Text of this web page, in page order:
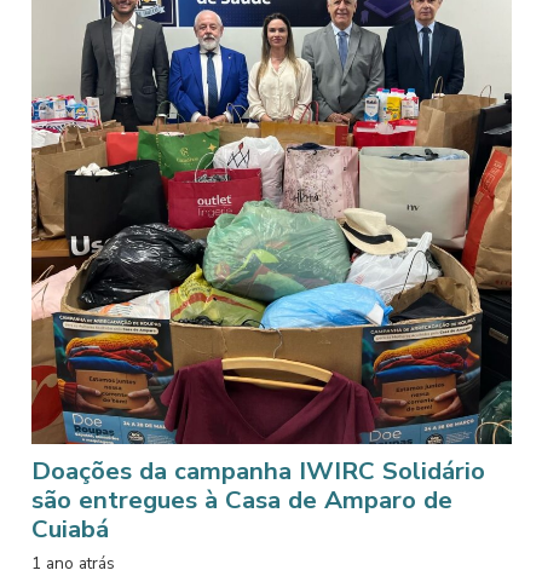
Doações da campanha IWIRC Solidário
são entregues à Casa de Amparo de
Cuiabá
1 ano atrás